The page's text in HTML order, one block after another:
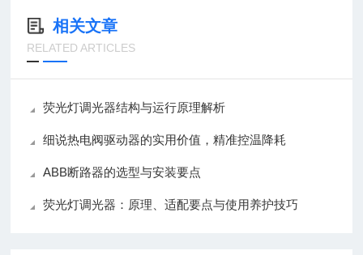
相关文章
RELATED ARTICLES
荧光灯调光器结构与运行原理解析
细说热电阀驱动器的实用价值，精准控温降耗
ABB断路器的选型与安装要点
荧光灯调光器：原理、适配要点与使用养护技巧